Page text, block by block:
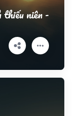
niên -